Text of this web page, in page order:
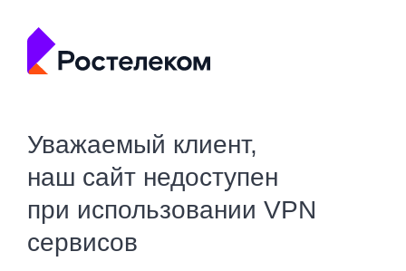
Уважаемый клиент,
наш сайт недоступен
при использовании VPN
сервисов